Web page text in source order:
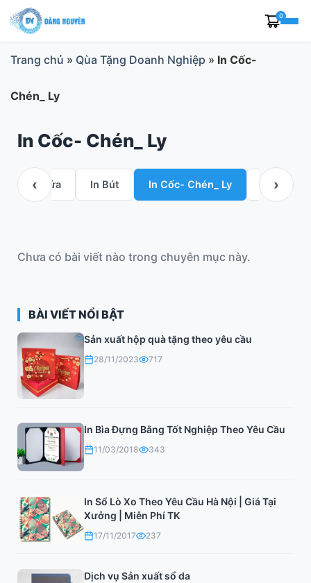
Skip
to
0
Trang chủ » Qùa Tặng Doanh Nghiệp » In Cốc-
Chén_ Ly
In Cốc- Chén_ Ly
‹
In Bật Lửa In Bút In Cốc- Chén_ Ly In lên kỷ
›
Chưa có bài viết nào trong chuyên mục này.
BÀI VIẾT NỔI BẬT
Sản xuất hộp quà tặng theo yêu cầu
28/11/2023 717
In Bìa Đựng Bằng Tốt Nghiệp Theo Yêu Cầu
11/03/2018 343
In Sổ Lò Xo Theo Yêu Cầu Hà Nội | Giá Tại
Xưởng | Miễn Phí TK
17/11/2017 237
Dịch vụ Sản xuất sổ da